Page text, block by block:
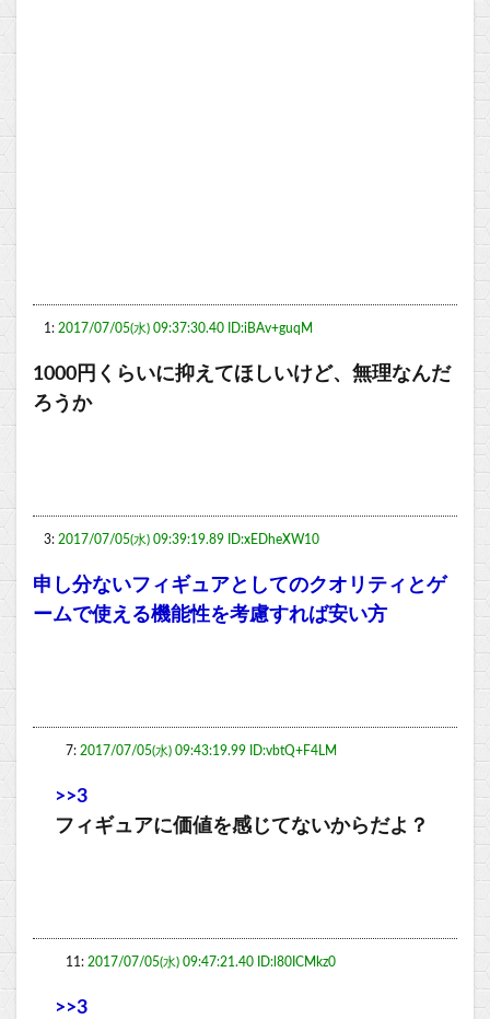
1: 2017/07/05(水) 09:37:30.40 ID:iBAv+guqM
1000円くらいに抑えてほしいけど、無理なんだ
ろうか
3: 2017/07/05(水) 09:39:19.89 ID:xEDheXW10
申し分ないフィギュアとしてのクオリティとゲ
ームで使える機能性を考慮すれば安い方
7: 2017/07/05(水) 09:43:19.99 ID:vbtQ+F4LM
>>3
フィギュアに価値を感じてないからだよ？
11: 2017/07/05(水) 09:47:21.40 ID:l80ICMkz0
>>3